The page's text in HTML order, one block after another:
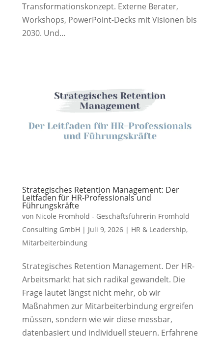
Transformationskonzept. Externe Berater,
Workshops, PowerPoint-Decks mit Visionen bis
2030. Und...
Strategisches Retention Management: Der
Leitfaden für HR-Professionals und
Führungskräfte
von Nicole Fromhold - Geschäftsführerin Fromhold
Consulting GmbH | Juli 9, 2026| HR & Leadership,
Mitarbeiterbindung
Strategisches Retention Management. Der HR-
Arbeitsmarkt hat sich radikal gewandelt. Die
Frage lautet längst nicht mehr, ob wir
Maßnahmen zur Mitarbeiterbindung ergreifen
müssen, sondern wie wir diese messbar,
datenbasiert und individuell steuern. Erfahrene